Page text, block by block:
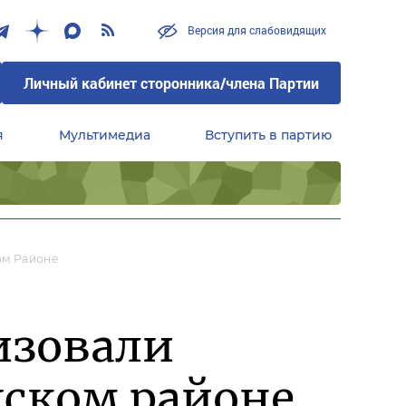
Версия для слабовидящих
Личный кабинет сторонника/члена Партии
Мультимедиа Вступить в партию
Районе